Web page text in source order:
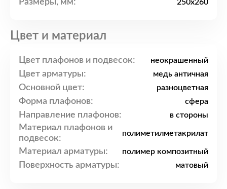
Размеры, мм: 250x260
Цвет и материал
Цвет плафонов и подвесок: неокрашенный
Цвет арматуры: медь античная
Основной цвет: разноцветная
Форма плафонов: сфера
Направление плафонов: в стороны
Материал плафонов и
подвесок:
полиметилметакрилат
Материал арматуры: полимер композитный
Поверхность арматуры: матовый